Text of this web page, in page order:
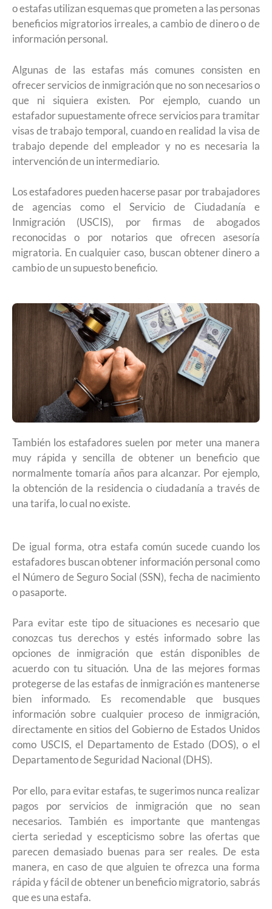
o estafas utilizan esquemas que prometen a las personas
beneficios migratorios irreales, a cambio de dinero o de
información personal.
Algunas de las estafas más comunes consisten en
ofrecer servicios de inmigración que no son necesarios o
que ni siquiera existen. Por ejemplo, cuando un
estafador supuestamente ofrece servicios para tramitar
visas de trabajo temporal, cuando en realidad la visa de
trabajo depende del empleador y no es necesaria la
intervención de un intermediario.
Los estafadores pueden hacerse pasar por trabajadores
de agencias como el Servicio de Ciudadanía e
Inmigración (USCIS), por firmas de abogados
reconocidas o por notarios que ofrecen asesoría
migratoria. En cualquier caso, buscan obtener dinero a
cambio de un supuesto beneficio.
También los estafadores suelen por meter una manera
muy rápida y sencilla de obtener un beneficio que
normalmente tomaría años para alcanzar. Por ejemplo,
la obtención de la residencia o ciudadanía a través de
una tarifa, lo cual no existe.
De igual forma, otra estafa común sucede cuando los
estafadores buscan obtener información personal como
el Número de Seguro Social (SSN), fecha de nacimiento
o pasaporte.
Para evitar este tipo de situaciones es necesario que
conozcas tus derechos y estés informado sobre las
opciones de inmigración que están disponibles de
acuerdo con tu situación. Una de las mejores formas
protegerse de las estafas de inmigración es mantenerse
bien informado. Es recomendable que busques
información sobre cualquier proceso de inmigración,
directamente en sitios del Gobierno de Estados Unidos
como USCIS, el Departamento de Estado (DOS), o el
Departamento de Seguridad Nacional (DHS).
Por ello, para evitar estafas, te sugerimos nunca realizar
pagos por servicios de inmigración que no sean
necesarios. También es importante que mantengas
cierta seriedad y escepticismo sobre las ofertas que
parecen demasiado buenas para ser reales. De esta
manera, en caso de que alguien te ofrezca una forma
rápida y fácil de obtener un beneficio migratorio, sabrás
que es una estafa.